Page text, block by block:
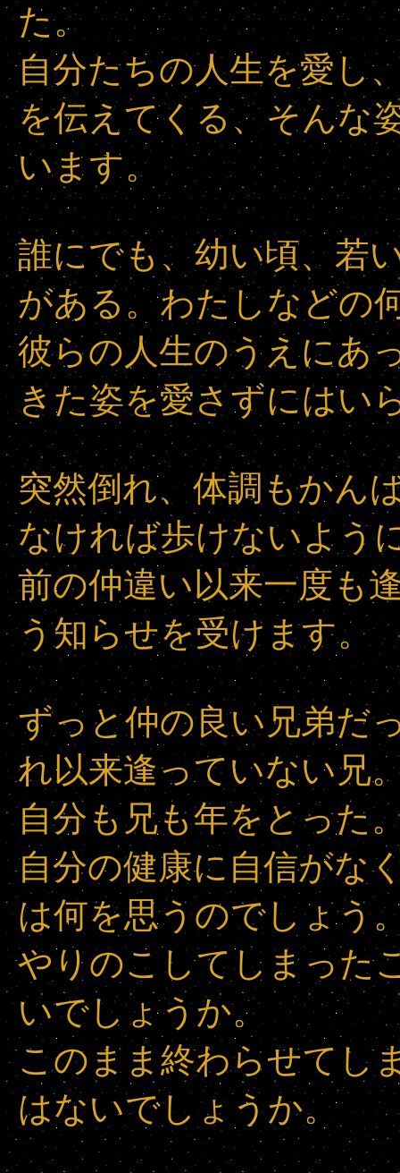
た。
自分たちの人生を愛し
を伝えてくる、そんな
います。
誰にでも、幼い頃、若
がある。わたしなどの
彼らの人生のうえにあ
きた姿を愛さずにはい
突然倒れ、体調もかん
なければ歩けないよう
前の仲違い以来一度も
う知らせを受けます。
ずっと仲の良い兄弟だ
れ以来逢っていない兄
自分も兄も年をとった
自分の健康に自信がな
は何を思うのでしょう
やりのこしてしまった
いでしょうか。
このまま終わらせてし
はないでしょうか。